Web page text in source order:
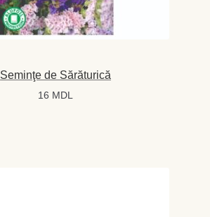
Seminţe de Sărăturică
16 MDL